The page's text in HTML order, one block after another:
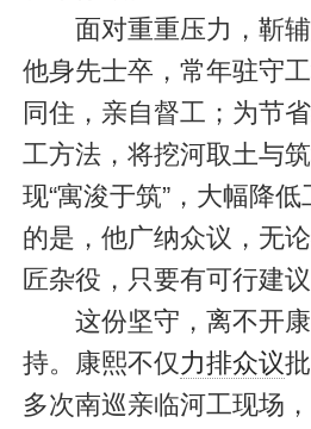
面对重重压力，靳辅
他身先士卒，常年驻守
同住，亲自督工；为节
工方法，将挖河取土与
现“寓浚于筑”，大幅降
的是，他广纳众议，无
匠杂役，只要有可行建
这份坚守，离不开康
持。康熙不仅 力排众议
多次南巡亲临河工现场